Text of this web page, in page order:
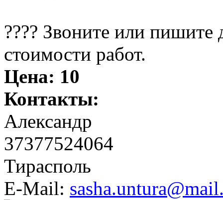
???? Звоните или пишите
стоимости работ.
Цена: 10
Контакты:
Александр
37377524064
Тирасполь
E-Mail: